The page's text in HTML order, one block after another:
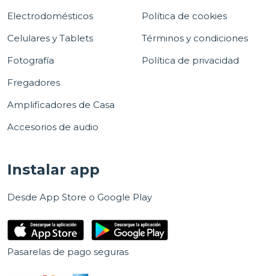
Electrodomésticos
Celulares y Tablets
Fotografía
Fregadores
Amplificadores de Casa
Accesorios de audio
Política de cookies
Términos y condiciones
Política de privacidad
Instalar app
Desde App Store o Google Play
Pasarelas de pago seguras